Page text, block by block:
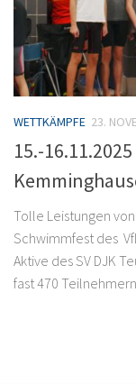
WETTKÄMPFE 23.
15.-
Tolle Leistungen
Schwimmfest des
Aktive des SV DJK
fast 470